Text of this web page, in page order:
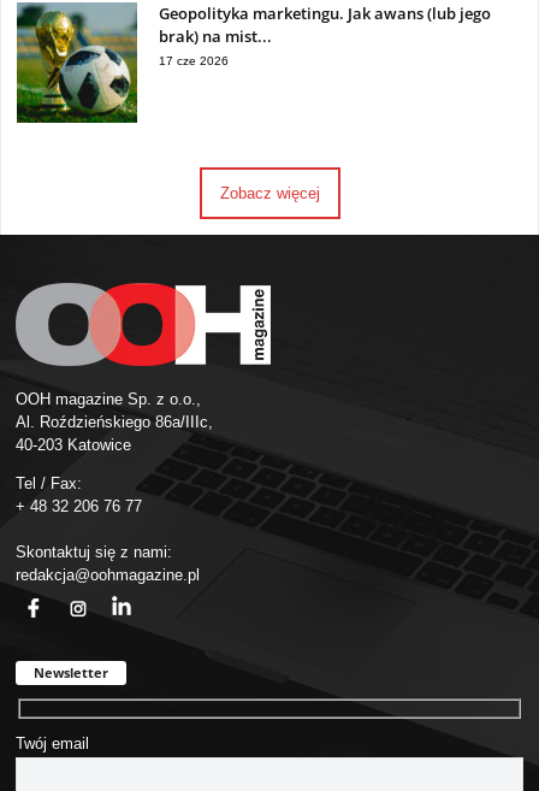
Geopolityka marketingu. Jak awans (lub jego
brak) na mist...
17 cze 2026
Zobacz więcej
OOH magazine Sp. z o.o.,
Al. Roździeńskiego 86a/IIIc,
40-203 Katowice
Tel / Fax:
+ 48 32 206 76 77
Skontaktuj się z nami:
redakcja@oohmagazine.pl
Newsletter
Twój email